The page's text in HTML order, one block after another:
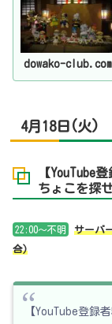
dowako-club.com
4月18日(火)
【YouTube
ちょこを探
22:00～不明
サーバ
合)
【YouTube登録